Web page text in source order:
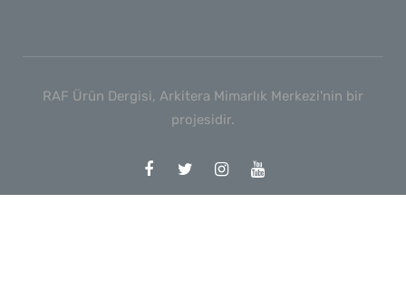
RAF Ürün Dergisi, Arkitera Mimarlık Merkezi'nin bir
projesidir.